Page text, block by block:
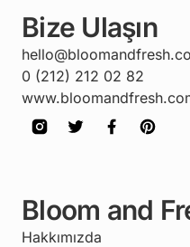
Bize Ulaşın
0 (212) 212 02 82
Bloom and
Hakkımızda